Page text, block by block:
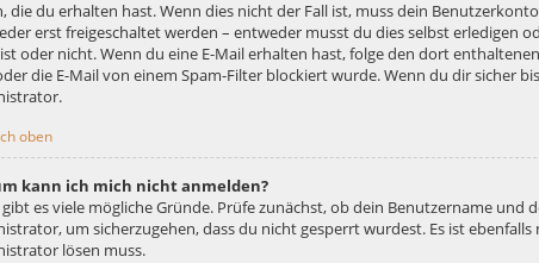
die du erhalten hast. Wenn dies nicht der Fall ist, muss dein
erst freigeschaltet werden – entweder musst du dies selbst erledigen
oder nicht. Wenn du eine E-Mail erhalten hast, folge den dort
die E-Mail von einem Spam-Filter blockiert wurde. Wenn du dir sicher
oben
kann ich mich nicht anmelden?
es viele mögliche Gründe. Prüfe zunächst, ob dein Benutzername und
um sicherzugehen, dass du nicht gesperrt wurdest. Es ist
lösen muss.